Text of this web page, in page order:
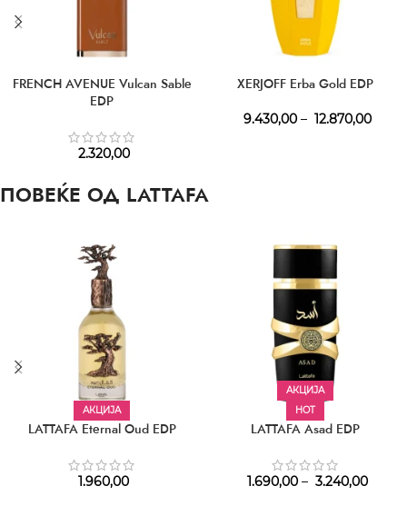
FRENCH AVENUE Vulcan Sable
EDP
2.320,00
XERJOFF Erba Gold EDP
9.430,00 – 12.870,00
ПОВЕЌЕ ОД LATTAFA
АКЦИЈА
LATTAFA Eternal Oud EDP
1.960,00
АКЦИЈА
HOT
LATTAFA Asad EDP
1.690,00 – 3.240,00